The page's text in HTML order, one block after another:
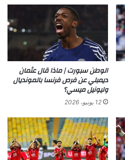
الوطن سبورت | ماذا قال عثمان
ديمبلي عن فرص فرنسا بالمونديال
وليونيل ميسي؟
12 يونيو، 2026